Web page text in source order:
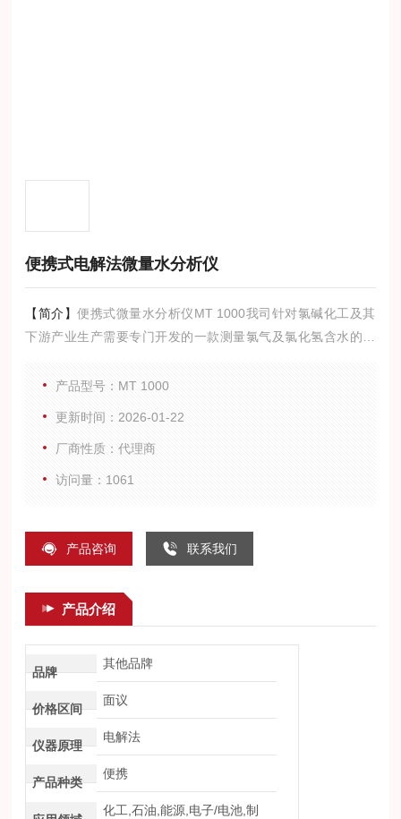
便携式电解法微量水分析仪
【简介】便携式微量水分析仪MT 1000我司针对氯碱化工及其
下游产业生产需要专门开发的一款测量氯气及氯化氢含水的微
含量，兼容适配德国cmc公司100升/小时流量的微量水传感器，
成。电解法为绝对湿度测量方法，分析仪无需重新标定。
产品型号：MT 1000
更新时间：2026-01-22
厂商性质：代理商
访问量：1061
产品咨询 联系我们
产品介绍
品牌
其他品牌
价格区间
面议
仪器原理
电解法
产品种类
便携
化工,石油,能源,电子/电池,制